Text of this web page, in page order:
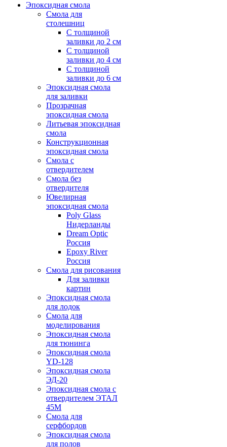
Эпоксидная смола
Смола для
столешниц
С толщиной
заливки до 2 см
С толщиной
заливки до 4 см
С толщиной
заливки до 6 см
Эпоксидная смола
для заливки
Прозрачная
эпоксидная смола
Литьевая эпоксидная
смола
Конструкционная
эпоксидная смола
Смола с
отвердителем
Смола без
отвердителя
Ювелирная
эпоксидная смола
Poly Glass
Нидерланды
Dream Optic
Россия
Epoxy River
Россия
Смола для рисования
Для заливки
картин
Эпоксидная смола
для лодок
Смола для
моделирования
Эпоксидная смола
для тюнинга
Эпоксидная смола
YD-128
Эпоксидная смола
ЭД-20
Эпоксидная смола с
отвердителем ЭТАЛ
45М
Смола для
серфбордов
Эпоксидная смола
для полов